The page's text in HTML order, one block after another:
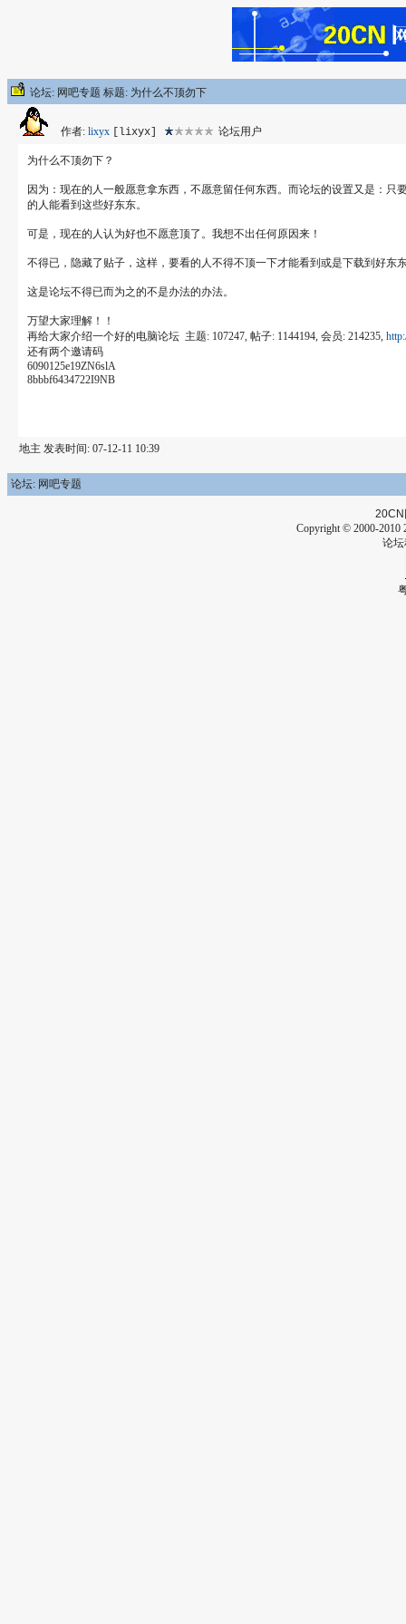
论坛: 网吧专题 标题: 为什么不顶勿下
作者: lixyx [lixyx] 论坛用户
为什么不顶勿下？
因为：现在的人一般愿意拿东西，不愿意留任何东西。而论坛的设置又是：
的人能看到这些好东东。
可是，现在的人认为好也不愿意顶了。我想不出任何原因来！
不得已，隐藏了贴子，这样，要看的人不得不顶一下才能看到或是下载到好东
这是论坛不得已而为之的不是办法的办法。
万望大家理解！！
再给大家介绍一个好的电脑论坛 主题: 107247, 帖子: 1144194, 会员: 214235,
还有两个邀请码
6090125e19ZN6slA
8bbbf6434722I9NB
地主 发表时间: 07-12-11 10:39
论坛: 网吧专题
20CN
Copyright © 2000-2010
论